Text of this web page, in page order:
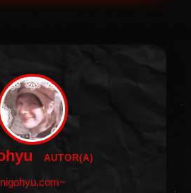
AUTOR(A)
nigohyu.com~